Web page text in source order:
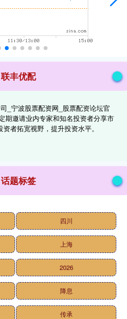
联丰优配
_宁波股票配资网_股票配资论坛官
期邀请业内专家和知名投资者分享市
者拓宽视野，提升投资水平。
话题标签
四川
上海
2026
降息
传承